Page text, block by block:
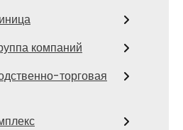
компаний
торговая